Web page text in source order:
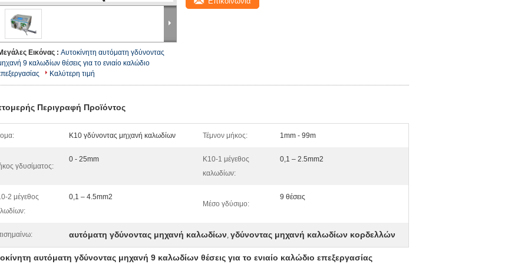
Εικόνας : Αυτοκίνητη αυτόματη γδύνοντας
9 καλωδίων θέσεις για το ενιαίο καλώδιο
Καλύτερη τιμή
Περιγραφή Προϊόντος
K10 γδύνοντας μηχανή καλωδίων Τέμνον μήκος: 1mm - 99m
γδυσίματος:
0 - 25mm
K10-1 μέγεθος
καλωδίων:
0,1 – 2.5mm2
2 μέγεθος
0,1 – 4.5mm2
Μέσο γδύσιμο:
9 θέσεις
αυτόματη γδύνοντας μηχανή καλωδίων, γδύνοντας μηχανή καλωδίων κορδελλών
αυτόματη γδύνοντας μηχανή 9 καλωδίων θέσεις για το ενιαίο καλώδιο επεξεργασίας